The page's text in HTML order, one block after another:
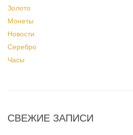
Золото
Монеты
Новости
Серебро
Часы
СВЕЖИЕ ЗАПИСИ